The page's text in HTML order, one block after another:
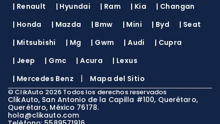
| Renault | Hyundai | Ram | Kia | Changan
| Honda | Mazda | Bmw | Mini | Byd | Seat
| Mitsubishi | Mg | Gwm |Audi | Cupra
| Jeep | Gmc |Acura | Lexus
| Mercedes Benz | Mapa del Sitio
© ClikAuto 2026 Todos los derechos reservados
ClikAuto, San Antonio de la Capilla #100, Querétaro,
Querétaro, México 76178.
hola@clikauto.com